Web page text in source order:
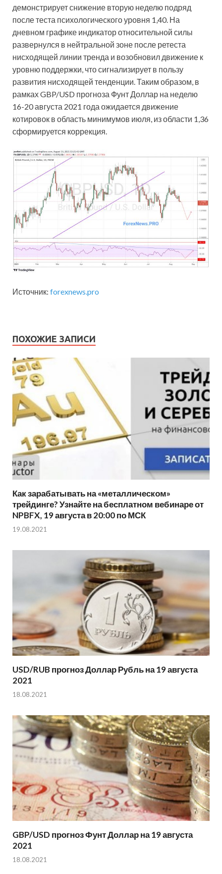
демонстрирует снижение вторую неделю подряд
после теста психологического уровня 1,40. На
дневном графике индикатор относительной силы
развернулся в нейтральной зоне после ретеста
нисходящей линии тренда и возобновил движение к
уровню поддержки, что сигнализирует в пользу
развития нисходящей тенденции. Таким образом, в
рамках GBP/USD прогноза Фунт Доллар на неделю
16-20 августа 2021 года ожидается движение
котировок в область минимумов июля, из области 1,36
сформируется коррекция.
Источник: forexnews.pro
ПОХОЖИЕ ЗАПИСИ
Как зарабатывать на «металлическом»
трейдинге? Узнайте на бесплатном вебинаре от
NPBFX, 19 августа в 20:00 по МСК
19.08.2021
USD/RUB прогноз Доллар Рубль на 19 августа
2021
18.08.2021
GBP/USD прогноз Фунт Доллар на 19 августа
2021
18.08.2021